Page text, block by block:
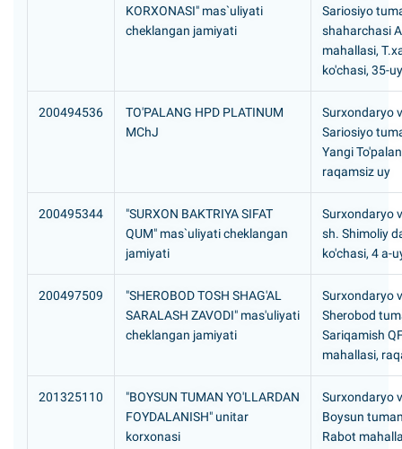
KORXONASI" mas`uliyati
cheklangan jamiyati
Sariosiyo
shaharchasi
mahallasi,
ko'chasi, 35-uy
200494536
TO'PALANG HPD PLATINUM
MChJ
Surxondaryo
Sariosiyo
Yangi
raqamsiz uy
200495344
"SURXON BAKTRIYA SIFAT
QUM" mas`uliyati cheklangan
jamiyati
Surxondaryo
sh. Shimoliy
ko'chasi, 4 a-
200497509
"SHEROBOD TOSH SHAG'AL
SARALASH ZAVODI" mas'uliyati
cheklangan jamiyati
Surxondaryo
Sherobod
Sariqamish
mahallasi,
201325110
"BOYSUN TUMAN YO'LLARDAN
FOYDALANISH" unitar
korxonasi
Surxondaryo
Boysun
Rabot